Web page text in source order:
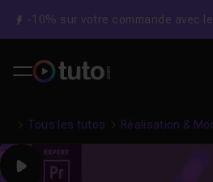
-10% sur votre commande avec le
Tous les tutos Réalisation &